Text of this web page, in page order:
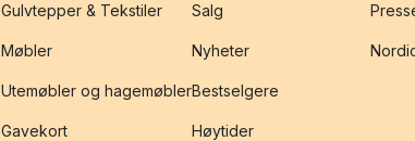
Gulvtepper & Tekstiler
Møbler
Utemøbler og hagemøbler
Gavekort
Salg
Nyheter
Bestselgere
Høytider